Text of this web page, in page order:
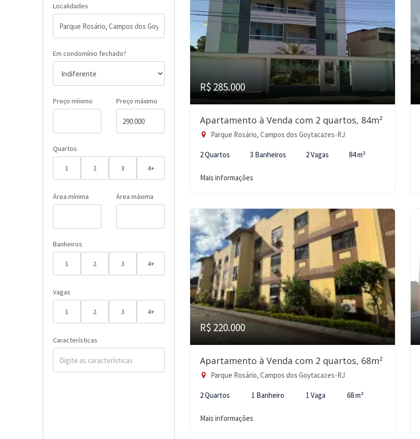
Localidades
Em condomínio fechado?
Preço mínimo Preço máximo
Quartos
1 2 3 4+
Área mínima Área máxima
Banheiros
1 2 3 4+
Vagas
1 2 3 4+
Características
R$ 285.000
Apartamento à Venda com 2 quartos, 84m²
Parque Rosário, Campos dos Goytacazes-RJ
2 Quartos 3 Banheiros 2 Vagas 84 m²
Mais informações
R$ 220.000
Apartamento à Venda com 2 quartos, 68m²
Parque Rosário, Campos dos Goytacazes-RJ
2 Quartos 1 Banheiro 1 Vaga 68 m²
Mais informações